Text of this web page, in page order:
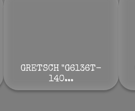
GRETSCH "G6136T-
140...